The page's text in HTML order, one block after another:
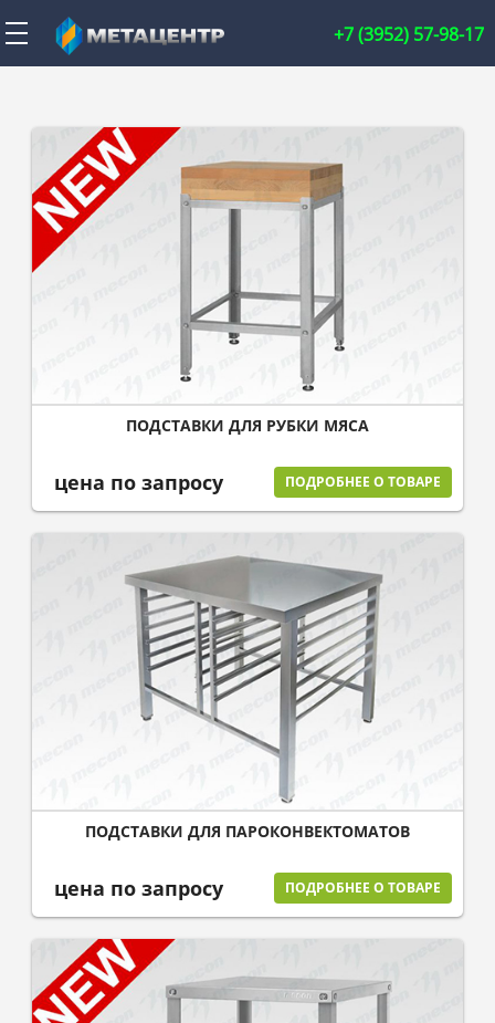
+7 (3952) 57-98-17
ПОДСТАВКИ ДЛЯ РУБКИ МЯСА
цена по запросу ПОДРОБНЕЕ О ТОВАРЕ
ПОДСТАВКИ ДЛЯ ПАРОКОНВЕКТОМАТОВ
цена по запросу ПОДРОБНЕЕ О ТОВАРЕ